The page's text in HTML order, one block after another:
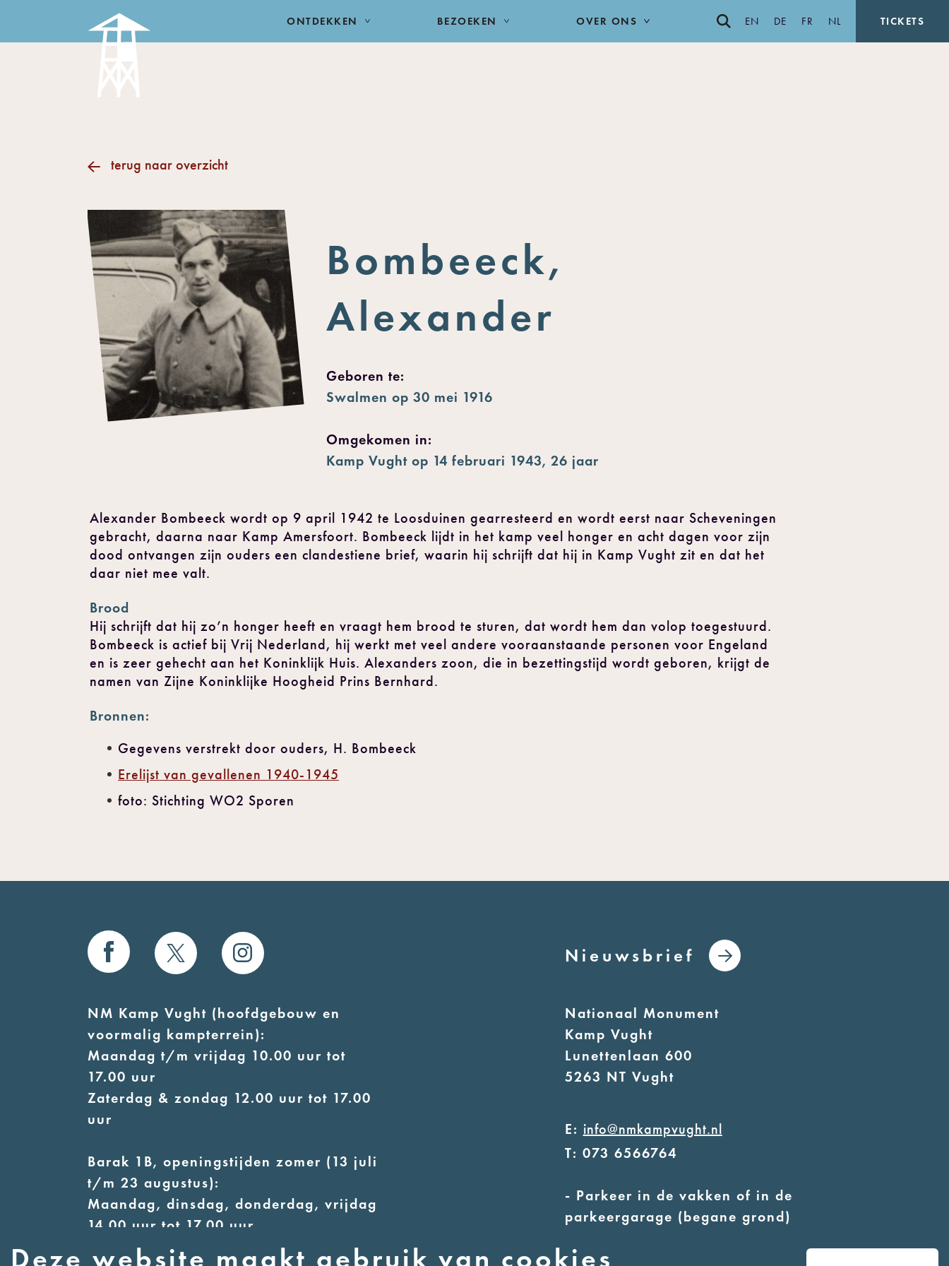
ONTDEKKEN BEZOEKEN OVER ONS EN DE FR NL TICKETS
terug naar overzicht
Bombeeck,
Alexander
Geboren te:
Swalmen op 30 mei 1916
Omgekomen in:
Kamp Vught op 14 februari 1943, 26 jaar
Alexander Bombeeck wordt op 9 april 1942 te Loosduinen gearresteerd en wordt eerst naar Scheveningen
gebracht, daarna naar Kamp Amersfoort. Bombeeck lijdt in het kamp veel honger en acht dagen voor zijn
dood ontvangen zijn ouders een clandestiene brief, waarin hij schrijft dat hij in Kamp Vught zit en dat het
daar niet mee valt.
Brood
Hij schrijft dat hij zo’n honger heeft en vraagt hem brood te sturen, dat wordt hem dan volop toegestuurd.
Bombeeck is actief bij Vrij Nederland, hij werkt met veel andere vooraanstaande personen voor Engeland
en is zeer gehecht aan het Koninklijk Huis. Alexanders zoon, die in bezettingstijd wordt geboren, krijgt de
namen van Zijne Koninklijke Hoogheid Prins Bernhard.
Bronnen:
Gegevens verstrekt door ouders, H. Bombeeck
Erelijst van gevallenen 1940-1945
foto: Stichting WO2 Sporen
Deze website maakt gebruik van cookies
Nieuwsbrief
NM Kamp Vught (hoofdgebouw en
voormalig kampterrein):
Maandag t/m vrijdag 10.00 uur tot
17.00 uur
Zaterdag & zondag 12.00 uur tot 17.00
uur
Barak 1B, openingstijden zomer (13 juli
t/m 23 augustus):
Maandag, dinsdag, donderdag, vrijdag
14.00 uur tot 17.00 uur
Woensdag 12.00 uur tot 17.00 uur
Nationaal Monument
Kamp Vught
Lunettenlaan 600
5263 NT Vught
E: info@nmkampvught.nl
T: 073 6566764
- Parkeer in de vakken of in de
parkeergarage (begane grond)